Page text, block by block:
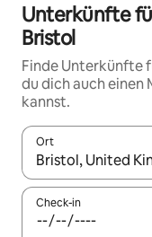
Unterkünfte
Bristol
Finde Unterkünfte
du dich auch einen
kannst.
Ort
Wenn Ergebnisse
Check-in